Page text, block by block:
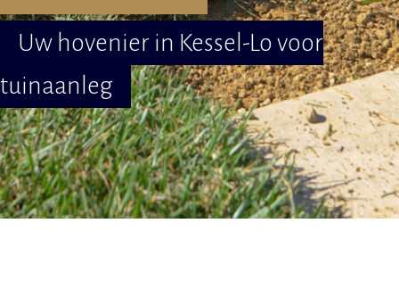
Uw hovenier in Kessel-Lo voor
tuinaanleg